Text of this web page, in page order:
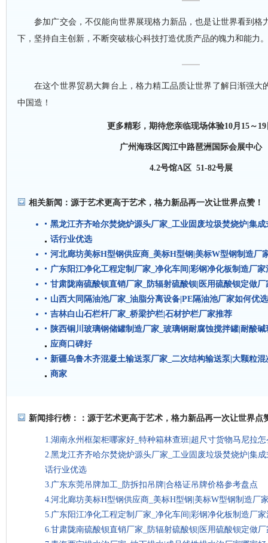
参加广交会，不仅能向世界展现格力新品，也是让世界看到格
下，坚持自主创新，不断突破核心科技打造优质产品的魄力和能力。
在这个世界贸易大舞台上，格力精工品质让世界了解日渐强大
中国造！
更多精彩，期待您亲临现场体验10月15～
广州海珠区阅江中路琶洲国际会展中心
4.2号馆A区 51-82号展
相关新闻： 源于艺术更高于艺术，格力新品再一次让世界点赞！
黑龙江齐齐哈尔焚烧炉源头厂家_工业固废垃圾焚烧炉|集
话行业优选
河北廊坊美标H型钢供应商_美标H型钢|美标W型钢制造厂
广东阳江净化工程定制厂家_净化车间|彩钢净化板制造厂家
甘肃陇南硫酸钡直销厂家_防辐射硫酸钡|医用硫酸钡定做厂
山西大同隔油池厂家_油脂分离设备|PE隔油池厂家如何优选
吉林白山石栏杆厂家_桥梁护栏|石材护栏厂家推荐
陕西铜川玻璃钢储罐制造厂家_玻璃钢耐腐蚀搅拌罐|耐酸
应商口碑好
新疆乌鲁木齐混凝土输送泵厂家_二次结构输送泵|大颗粒
商家
新闻排行榜：： 源于艺术更高于艺术，格力新品再一次让世界点
湖南永州框架柜哪家好_特种箱林查班|超尺寸货物马尼拉
黑龙江齐齐哈尔焚烧炉源头厂家_工业固废垃圾焚烧炉|集
话行业优选
广东东莞吊牌加工_防拆扣吊牌|合格证吊牌价格参考盘点
河北廊坊美标H型钢供应商_美标H型钢|美标W型钢制造厂
广东阳江净化工程定制厂家_净化车间|彩钢净化板制造厂
甘肃陇南硫酸钡直销厂家_防辐射硫酸钡|医用硫酸钡定做